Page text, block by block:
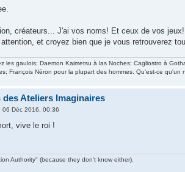
créateurs... J'ai vos noms! Et ceux de vos
et croyez bien que je vous retrouverez
les gaulois; Daemon Kaimetsu à las Noches; Cagliostro à
François Néron pour la plupart des hommes. Qu'est-ce qu'un
des Ateliers Imaginaires
06 Déc 2016, 00:36
vive le roi !
Authority" (because they don't know either).